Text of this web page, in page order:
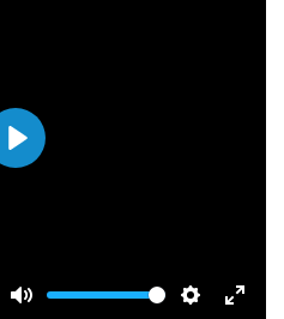
Play
Volume